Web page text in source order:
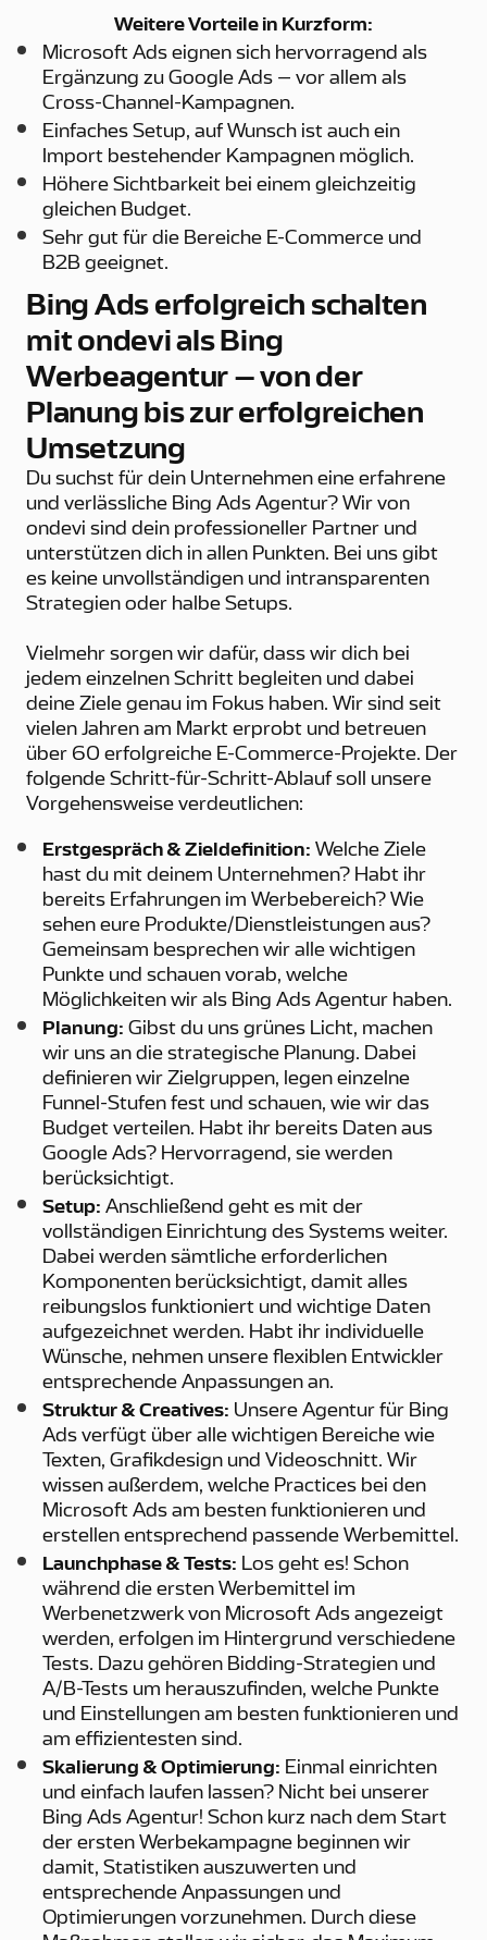
Weitere Vorteile in Kurzform:
Microsoft Ads eignen sich hervorragend als
Ergänzung zu Google Ads – vor allem als
Cross-Channel-Kampagnen.
Einfaches Setup, auf Wunsch ist auch ein
Import bestehender Kampagnen möglich.
Höhere Sichtbarkeit bei einem gleichzeitig
gleichen Budget.
Sehr gut für die Bereiche E-Commerce und
B2B geeignet.
Bing Ads erfolgreich schalten
mit ondevi als Bing
Werbeagentur – von der
Planung bis zur erfolgreichen
Umsetzung
Du suchst für dein Unternehmen eine erfahrene
und verlässliche Bing Ads Agentur? Wir von
ondevi sind dein professioneller Partner und
unterstützen dich in allen Punkten. Bei uns gibt
es keine unvollständigen und intransparenten
Strategien oder halbe Setups.
Vielmehr sorgen wir dafür, dass wir dich bei
jedem einzelnen Schritt begleiten und dabei
deine Ziele genau im Fokus haben. Wir sind seit
vielen Jahren am Markt erprobt und betreuen
über 60 erfolgreiche E-Commerce-Projekte. Der
folgende Schritt-für-Schritt-Ablauf soll unsere
Vorgehensweise verdeutlichen:
Erstgespräch & Zieldefinition: Welche Ziele
hast du mit deinem Unternehmen? Habt ihr
bereits Erfahrungen im Werbebereich? Wie
sehen eure Produkte/Dienstleistungen aus?
Gemeinsam besprechen wir alle wichtigen
Punkte und schauen vorab, welche
Möglichkeiten wir als Bing Ads Agentur haben.
Planung: Gibst du uns grünes Licht, machen
wir uns an die strategische Planung. Dabei
definieren wir Zielgruppen, legen einzelne
Funnel-Stufen fest und schauen, wie wir das
Budget verteilen. Habt ihr bereits Daten aus
Google Ads? Hervorragend, sie werden
berücksichtigt.
Setup: Anschließend geht es mit der
vollständigen Einrichtung des Systems weiter.
Dabei werden sämtliche erforderlichen
Komponenten berücksichtigt, damit alles
reibungslos funktioniert und wichtige Daten
aufgezeichnet werden. Habt ihr individuelle
Wünsche, nehmen unsere flexiblen Entwickler
entsprechende Anpassungen an.
Struktur & Creatives: Unsere Agentur für Bing
Ads verfügt über alle wichtigen Bereiche wie
Texten, Grafikdesign und Videoschnitt. Wir
wissen außerdem, welche Practices bei den
Microsoft Ads am besten funktionieren und
erstellen entsprechend passende Werbemittel.
Launchphase & Tests: Los geht es! Schon
während die ersten Werbemittel im
Werbenetzwerk von Microsoft Ads angezeigt
werden, erfolgen im Hintergrund verschiedene
Tests. Dazu gehören Bidding-Strategien und
A/B-Tests um herauszufinden, welche Punkte
und Einstellungen am besten funktionieren und
am effizientesten sind.
Skalierung & Optimierung: Einmal einrichten
und einfach laufen lassen? Nicht bei unserer
Bing Ads Agentur! Schon kurz nach dem Start
der ersten Werbekampagne beginnen wir
damit, Statistiken auszuwerten und
entsprechende Anpassungen und
Optimierungen vorzunehmen. Durch diese